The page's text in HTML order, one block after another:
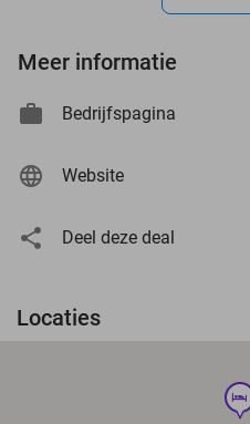
Meer informatie
Bedrijfspagina
Website
Deel deze deal
Locaties
hotel